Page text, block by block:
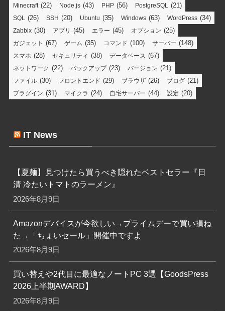
Minecraft(22) Node.js (43) PHP (56) PostgreSQL (21)
SQL (26) SSH (20) Ubuntu (35) Windows (63) WordPress (34)
Zabbix (30) アプリ (45) エラー (45) オプション (25)
ガジェット (67) ゲーム (35) コマンド (100) サーバー (148)
スマホ (28) セキュリティ (38) データベース (67)
ネットワーク (22) バックアップ(23) バージョン (21)
ファイル (30) フロントエンド (29) ブラウザ (26) ブログ (21)
プラグイン (31) マイクラ (24) 自宅サーバー (44) 設定 (20)
IT News
【夏麺】見つけたら買うべき隠れたベストセラー『日
清 冷たいトマトのラーメン』
2026年8月9日
Amazonデバイスが今欲しい→プライムデーで買い損ね
た→「ちょいセール」開催中ですよ
2026年8月9日
買い替えや2代目に最適なノートPC 3選【GoodsPress
2026上半期AWARD】
2026年8月9日